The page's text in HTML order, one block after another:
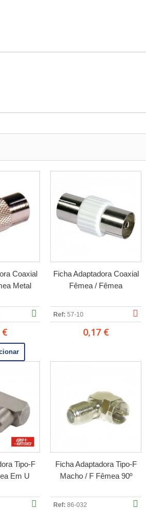
Coaxial
Metal
€
Ficha Adaptadora Coaxial
Fêmea / Fêmea
Ref: 57-10
0,17 €
Tipo-F
Em U
Ficha Adaptadora Tipo-F
Macho / F Fêmea 90º
Ref: 86-032